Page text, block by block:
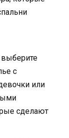
выберите
с
или
сделают